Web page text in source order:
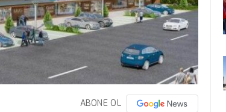
ABONE OL